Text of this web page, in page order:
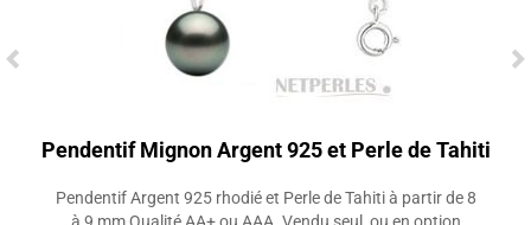
Pendentif Mignon Argent 925 et Perle de Tahiti
Pendentif Argent 925 rhodié et Perle de Tahiti à partir de 8